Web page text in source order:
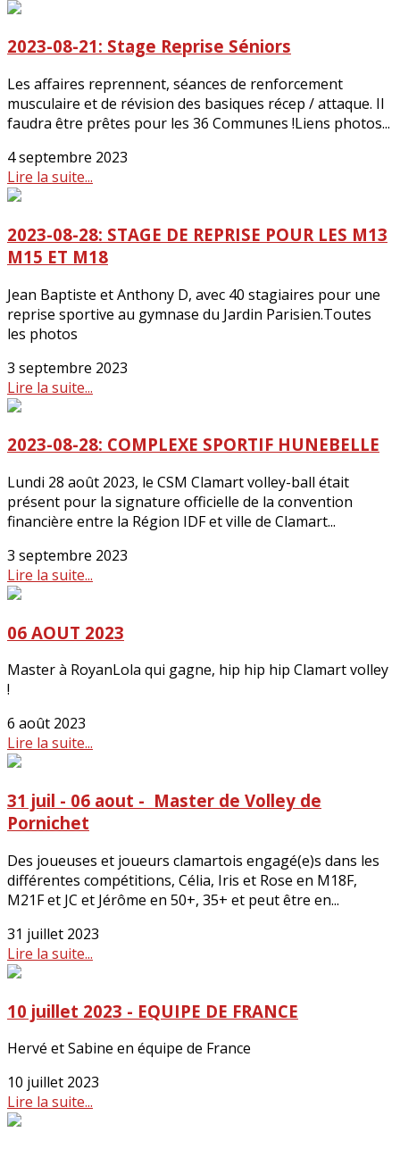
2023-08-21: Stage Reprise Séniors
Les affaires reprennent, séances de renforcement
musculaire et de révision des basiques récep / attaque. Il
faudra être prêtes pour les 36 Communes !Liens photos...
4 septembre 2023
Lire la suite...
2023-08-28: STAGE DE REPRISE POUR LES M13
M15 ET M18
Jean Baptiste et Anthony D, avec 40 stagiaires pour une
reprise sportive au gymnase du Jardin Parisien.Toutes
les photos
3 septembre 2023
Lire la suite...
2023-08-28: COMPLEXE SPORTIF HUNEBELLE
Lundi 28 août 2023, le CSM Clamart volley-ball était
présent pour la signature officielle de la convention
financière entre la Région IDF et ville de Clamart...
3 septembre 2023
Lire la suite...
06 AOUT 2023
Master à RoyanLola qui gagne, hip hip hip Clamart volley
!
6 août 2023
Lire la suite...
31 juil - 06 aout - Master de Volley de
Pornichet
Des joueuses et joueurs clamartois engagé(e)s dans les
différentes compétitions, Célia, Iris et Rose en M18F,
M21F et JC et Jérôme en 50+, 35+ et peut être en...
31 juillet 2023
Lire la suite...
10 juillet 2023 - EQUIPE DE FRANCE
Hervé et Sabine en équipe de France
10 juillet 2023
Lire la suite...